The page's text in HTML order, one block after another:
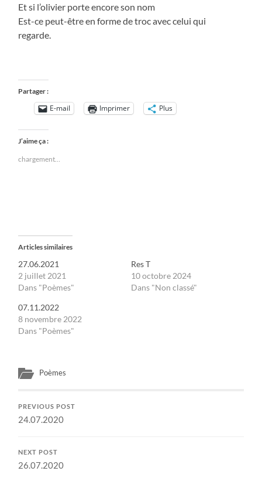
Et si l’olivier porte encore son nom
Est-ce peut-être en forme de troc avec celui qui
regarde.
Partager :
E-mail Imprimer Plus
J’aime ça :
chargement…
Articles similaires
27.06.2021
2 juillet 2021
Dans "Poèmes"
Res T
10 octobre 2024
Dans "Non classé"
07.11.2022
8 novembre 2022
Dans "Poèmes"
Poèmes
PREVIOUS POST
24.07.2020
NEXT POST
26.07.2020